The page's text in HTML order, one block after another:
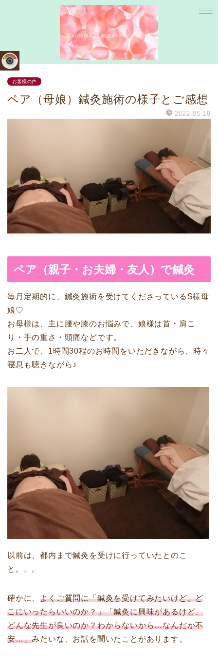
お客様の声
ペア（母娘）鍼灸施術の様子とご感想
2022-05-18
ペア（親子・お夫婦・友人）で鍼灸
毎月定期的に、鍼灸施術を受けてくださっているS様母
娘♡
お母様は、主に腰や膝のお悩みで、娘様は首・肩こ
り・手の重さ・頭痛などです。
お二人で、1時間30程のお時間をいただきながら、時々
寝息も聴きながら♪
以前は、都内まで鍼灸を受けに行っていたとのこ
と。。。
確かに、よくご質問に「鍼灸を受けてみたいけど、ど
こにいったらいいのか？」「鍼灸に興味があるけど、
どんな先生が良いのか？わからないから…なんだか不
安…」みたいな、お話を聞いたことがあります。